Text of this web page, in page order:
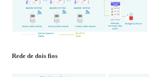
Rede de dois fios